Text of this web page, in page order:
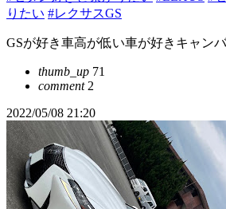
りたい #レクサスGS
GSが好き車高が低い車が好きキャン
thumb_up 71
comment2
2022/05/08 21:20